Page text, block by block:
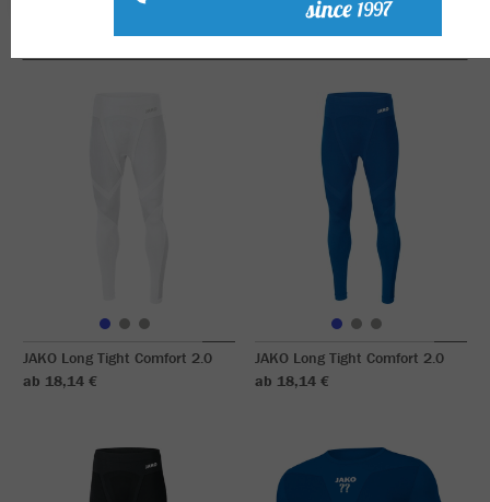
JAKO Long Tight Comfort 2.0
ab 18,14 €
JAKO Long Tight Comfort 2.0
ab 18,14 €